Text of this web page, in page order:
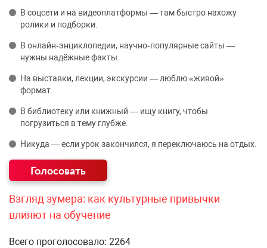
В соцсети и на видеоплатформы — там быстро нахожу
ролики и подборки.
В онлайн‑энциклопедии, научно‑популярные сайты —
нужны надёжные факты.
На выставки, лекции, экскурсии — люблю «живой»
формат.
В библиотеку или книжный — ищу книгу, чтобы
погрузиться в тему глубже.
Никуда — если урок закончился, я переключаюсь на отдых.
Взгляд зумера: как культурные привычки
влияют на обучение
Всего проголосовало: 2264